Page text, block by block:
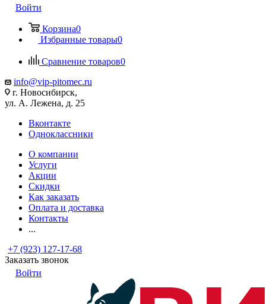
Войти
Корзина0
Избранные товары0
Сравнение товаров0
info@vip-pitomec.ru
г. Новосибирск,
ул. А. Лежена, д. 25
Вконтакте
Одноклассники
О компании
Услуги
Акции
Скидки
Как заказать
Оплата и доставка
Контакты
...
+7 (923) 127-17-68
Заказать звонок
Войти